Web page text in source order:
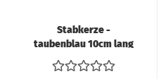
Stabkerze -
taubenblau 10cm lang
- 22mm Durchmesser